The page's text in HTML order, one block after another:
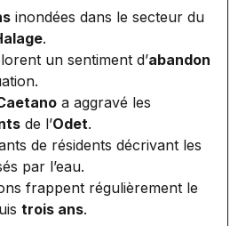
inondées dans le secteur du
.
un sentiment d’abandon
a aggravé les
de l’Odet.
de résidents décrivant les
par l’eau.
frappent régulièrement le
trois ans.